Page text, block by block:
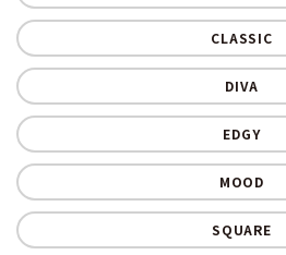
CLASSIC
DIVA
EDGY
MOOD
SQUARE